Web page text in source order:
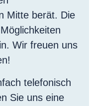
Mitte berät. Die
Wir freuen uns
telefonisch
Sie uns eine